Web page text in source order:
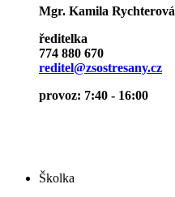
Mgr. Kamila Rychterová
ředitelka
774 880 670
reditel@zsostresany.cz
provoz: 7:40 - 16:00
Školka